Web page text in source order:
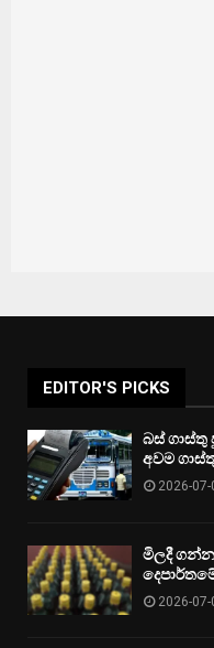
EDITOR'S PICKS
බස් ගාස්තු
අවම
2026-07-
මිලදී
2026-07-